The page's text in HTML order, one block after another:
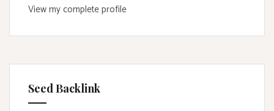
View my complete profile
Seed Backlink